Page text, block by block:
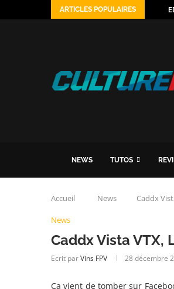
ARTICLES POPULAIRES
NEWS TUTOS
Accueil News Caddx
News
Caddx Vista VTX,
Ecrit parVins FPV 28 décembre
Ça vient de tomber sur